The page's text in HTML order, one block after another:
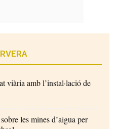
viària amb l’instal·lació de
les mines d’aigua per